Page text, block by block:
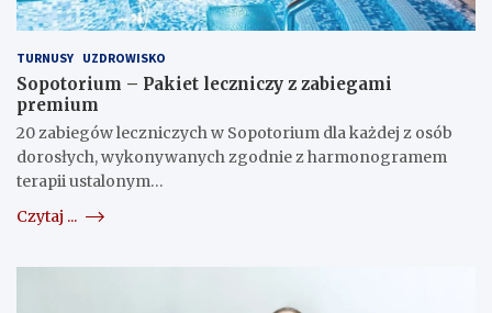
TURNUSY UZDROWISKO
Sopotorium – Pakiet leczniczy z zabiegami
premium
20 zabiegów leczniczych w Sopotorium dla każdej z osób
dorosłych, wykonywanych zgodnie z harmonogramem
terapii ustalonym…
Czytaj ...